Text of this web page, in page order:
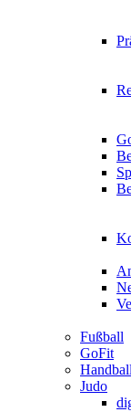
Fußball
GoFit
Handball
Judo